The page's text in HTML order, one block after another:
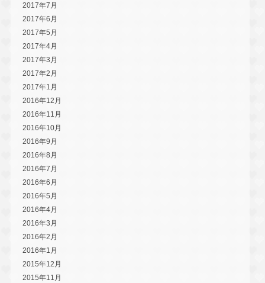
2017年7月
2017年6月
2017年5月
2017年4月
2017年3月
2017年2月
2017年1月
2016年12月
2016年11月
2016年10月
2016年9月
2016年8月
2016年7月
2016年6月
2016年5月
2016年4月
2016年3月
2016年2月
2016年1月
2015年12月
2015年11月